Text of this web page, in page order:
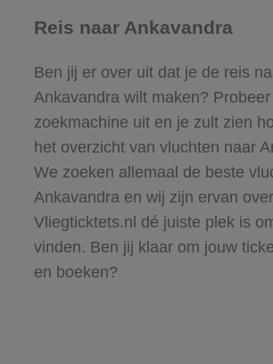
Reis naar Ankavandra
Ben jij er over uit dat je de reis
Ankavandra wilt maken?
zoekmachine uit en je zult zien
het overzicht van vluchten naar
We zoeken allemaal de beste
Ankavandra en wij zijn ervan
Vliegticktets.nl dé juiste plek is
vinden. Ben jij klaar om jouw
en boeken?